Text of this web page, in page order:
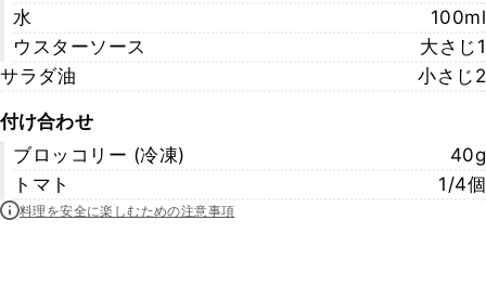
水
100ml
ウスターソース
大さじ1
サラダ油
小さじ2
付け合わせ
ブロッコリー (冷凍)
40g
トマト
1/4個
料理を安全に楽しむための注意事項